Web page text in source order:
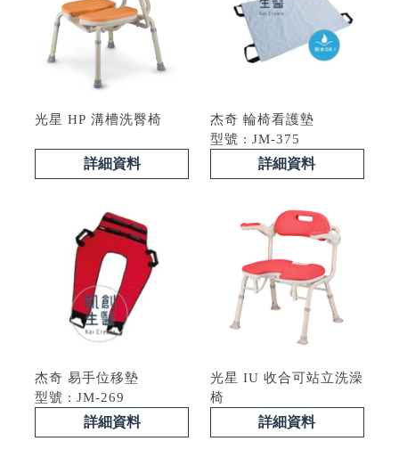
光星 HP 溝槽洗臀椅
詳細資料
杰奇 輪椅看護墊
型號 : JM-375
詳細資料
杰奇 易手位移墊
型號 : JM-269
詳細資料
光星 IU 收合可站立洗澡
椅
詳細資料